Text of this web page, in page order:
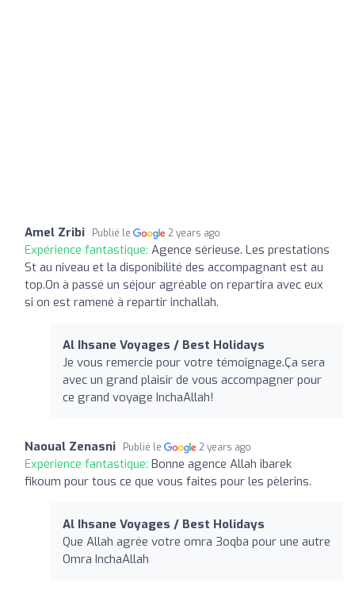
Amel Zribi Publié le 2 years ago
Expérience fantastique: Agence sérieuse. Les prestations
St au niveau et la disponibilité des accompagnant est au
top.On à passé un séjour agréable on repartira avec eux
si on est ramené à repartir inchallah.
Al Ihsane Voyages / Best Holidays
Je vous remercie pour votre témoignage.Ça sera
avec un grand plaisir de vous accompagner pour
ce grand voyage InchaAllah!
Naoual Zenasni Publié le 2 years ago
Expérience fantastique: Bonne agence Allah ibarek
fikoum pour tous ce que vous faites pour les pèlerins.
Al Ihsane Voyages / Best Holidays
Que Allah agrée votre omra 3oqba pour une autre
Omra InchaAllah